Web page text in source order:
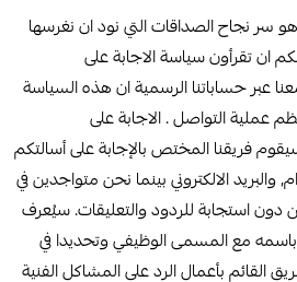
سر نجاح الصداقات التي نود ان نغرسها
ان تقرأون سياسة الاجابة على
عبر حساباتنا الرسمية ان هذه السياسة
عملية التواصل . الاجابة على
فريقنا المختص بالإجابة على أسالتكم
والبريد الالكتروني بينما نحن متواجدين في
استجابة للردود والتعليقات. سيُعرف
مع المسمى الوظيفي وتحديدا في
القائم بأعمال الرد على المشاكل الفنية